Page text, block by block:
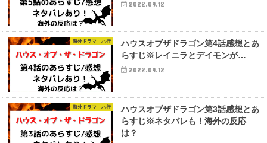
2022.09.12
海外ドラマ ハ行
ハウスオブザドラゴン第4話感想とあ
らすじ※レイニラとデイモンが…
2022.09.12
海外ドラマ ハ行
ハウスオブザドラゴン第3話感想とあ
らすじ※ネタバレも！海外の反応
は？